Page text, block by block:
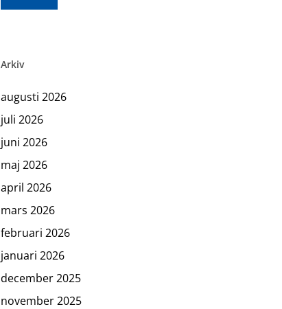
Arkiv
augusti 2026
juli 2026
juni 2026
maj 2026
april 2026
mars 2026
februari 2026
januari 2026
december 2025
november 2025